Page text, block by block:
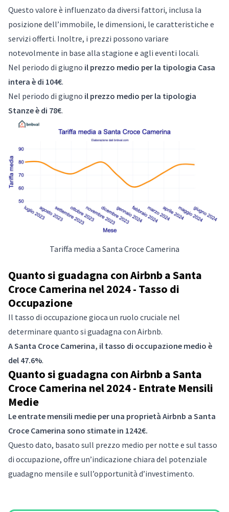
Questo valore è influenzato da diversi fattori, inclusa la
posizione dell’immobile, le dimensioni, le caratteristiche e
servizi offerti. Inoltre, i prezzi possono variare
notevolmente in base alla stagione e agli eventi locali.
Nel periodo di giugno il prezzo medio per la tipologia Casa
intera è di 104€.
Nel periodo di giugno il prezzo medio per la tipologia
Stanze è di 78€.
Tariffa media a Santa Croce Camerina
Quanto si guadagna con Airbnb a Santa
Croce Camerina nel 2024 - Tasso di
Occupazione
Il tasso di occupazione gioca un ruolo cruciale nel
determinare quanto si guadagna con Airbnb.
A Santa Croce Camerina, il tasso di occupazione medio è
del 47.6%.
Quanto si guadagna con Airbnb a Santa
Croce Camerina nel 2024 - Entrate Mensili
Medie
Le entrate mensili medie per una proprietà Airbnb a Santa
Croce Camerina sono stimate in 1242€.
Questo dato, basato sull prezzo medio per notte e sul tasso
di occupazione, offre un’indicazione chiara del potenziale
guadagno mensile e sull’opportunità d’investimento.